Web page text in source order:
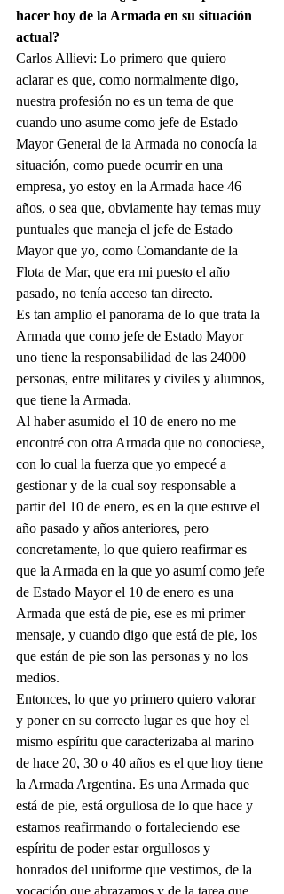
hacer hoy de la Armada en su situación
actual?
Carlos Allievi: Lo primero que quiero
aclarar es que, como normalmente digo,
nuestra profesión no es un tema de que
cuando uno asume como jefe de Estado
Mayor General de la Armada no conocía la
situación, como puede ocurrir en una
empresa, yo estoy en la Armada hace 46
años, o sea que, obviamente hay temas muy
puntuales que maneja el jefe de Estado
Mayor que yo, como Comandante de la
Flota de Mar, que era mi puesto el año
pasado, no tenía acceso tan directo.
Es tan amplio el panorama de lo que trata la
Armada que como jefe de Estado Mayor
uno tiene la responsabilidad de las 24000
personas, entre militares y civiles y alumnos,
que tiene la Armada.
Al haber asumido el 10 de enero no me
encontré con otra Armada que no conociese,
con lo cual la fuerza que yo empecé a
gestionar y de la cual soy responsable a
partir del 10 de enero, es en la que estuve el
año pasado y años anteriores, pero
concretamente, lo que quiero reafirmar es
que la Armada en la que yo asumí como jefe
de Estado Mayor el 10 de enero es una
Armada que está de pie, ese es mi primer
mensaje, y cuando digo que está de pie, los
que están de pie son las personas y no los
medios.
Entonces, lo que yo primero quiero valorar
y poner en su correcto lugar es que hoy el
mismo espíritu que caracterizaba al marino
de hace 20, 30 o 40 años es el que hoy tiene
la Armada Argentina. Es una Armada que
está de pie, está orgullosa de lo que hace y
estamos reafirmando o fortaleciendo ese
espíritu de poder estar orgullosos y
honrados del uniforme que vestimos, de la
vocación que abrazamos y de la tarea que